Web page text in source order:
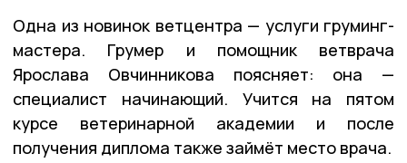
Одна из новинок ветцентра — услуги груминг-
мастера. Грумер и помощник ветврача
Ярослава Овчинникова поясняет: она —
специалист начинающий. Учится на пятом
курсе ветеринарной академии и после
получения диплома также займёт место врача.